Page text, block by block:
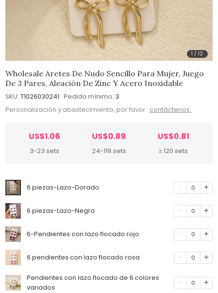
1 /12
Wholesale Aretes De Nudo Sencillo Para Mujer, Juego
De 3 Pares, Aleación De Zinc Y Acero Inoxidable
SKU: T1026030241 Pedido mínimo: 3
Personalización y abastecimiento, por favor contáctenos.
US$1.06
3-23 sets
US$0.89
24-119 sets
US$0.81
≥ 120 sets
6 piezas-Lazo-Dorado 0
6 piezas-Lazo-Negro 0
6-Pendientes con lazo flocado rojo 0
6 pendientes con lazo flocado rosa 0
Pendientes con lazo flocado de 6 colores
variados
0